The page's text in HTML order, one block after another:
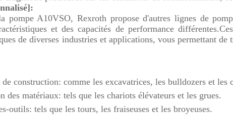
pompe A10VSO, Rexroth propose d'autres lignes de
et des capacités de performance
de diverses industries et applications, vous permettant
construction: comme les excavatrices, les bulldozers et les
des matériaux: tels que les chariots élévateurs et les grues.
outils: tels que les tours, les fraiseuses et les broyeuses.